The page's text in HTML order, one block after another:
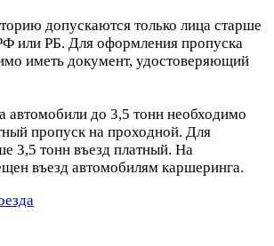
допускаются только лица старше
или РБ. Для оформления пропуска
иметь документ, удостоверяющий
автомобили до 3,5 тонн необходимо
пропуск на проходной. Для
3,5 тонн въезд платный. На
въезд автомобилям каршеринга.